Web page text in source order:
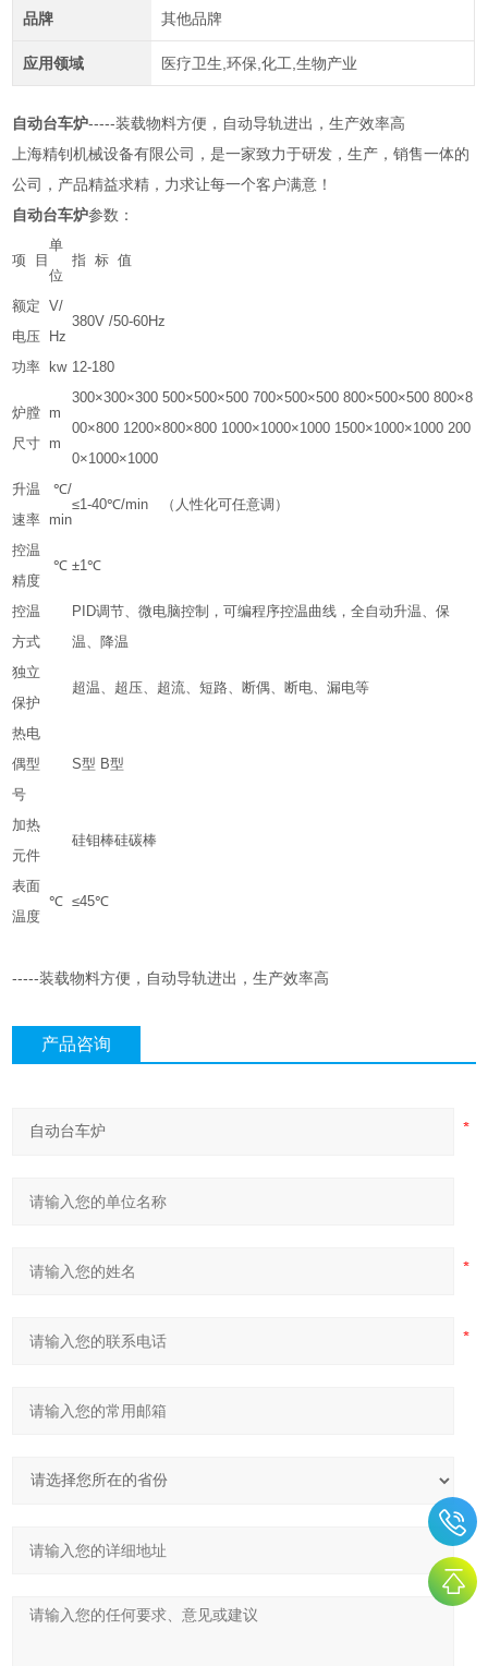
品牌 其他品牌
应用领域 医疗卫生,环保,化工,生物产业
自动台车炉-----装载物料方便，自动导轨进出，生产效率高
上海精钊机械设备有限公司，是一家致力于研发，生产，销售一体的
公司，产品精益求精，力求让每一个客户满意！
自动台车炉参数：
项 目
单
位
指 标 值
额定
电压
V/
Hz
380V /50-60Hz
功率 kw 12-180
炉膛
尺寸
m
m
300×300×300 500×500×500 700×500×500 800×500×500 800×8
00×800 1200×800×800 1000×1000×1000 1500×1000×1000 200
0×1000×1000
升温
速率
℃/
min
≤1-40℃/min （人性化可任意调）
控温
精度
℃ ±1℃
控温
方式
PID调节、微电脑控制，可编程序控温曲线，全自动升温、保
温、降温
独立
保护
超温、超压、超流、短路、断偶、断电、漏电等
热电
偶型
号
S型 B型
加热
元件
硅钼棒硅碳棒
表面
温度
℃ ≤45℃
-----装载物料方便，自动导轨进出，生产效率高
产品咨询